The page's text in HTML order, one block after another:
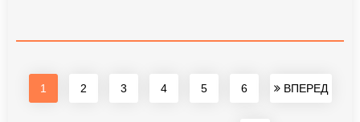
1 2 3 4 5 6 ВПЕРЕД